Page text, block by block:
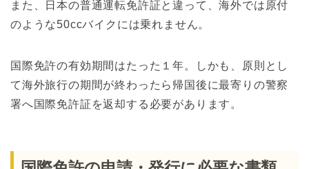
また、日本の普通運転免許証と違って、海外では原付
のような50ccバイクには乗れません。
国際免許の有効期間はたった１年。しかも、原則とし
て海外旅行の期間が終わったら帰国後に最寄りの警察
署へ国際免許証を返却する必要があります。